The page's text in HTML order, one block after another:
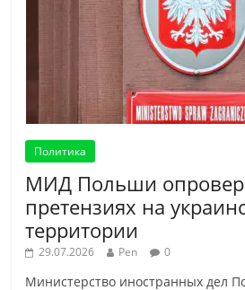
Политика
МИД Польши
претензиях на
территории
29.07.2026 Pen 0
Министерство иностранных дел